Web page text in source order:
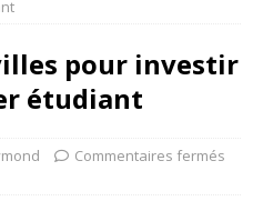
pour investir
étudiant
Commentaires fermés